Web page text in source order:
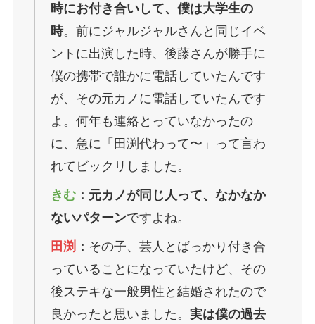
時にお付き合いして、僕は大学生の
時。前にジャルジャルさんと同じイベ
ントに出演した時、後藤さんが勝手に
僕の携帯で誰かに電話していたんです
が、その元カノに電話していたんです
よ。何年も連絡とっていなかったの
に、急に「田渕代わって〜」って言わ
れてビックリしました。
きむ：元カノが同じ人って、なかなか
ないパターンですよね。
田渕 ： その子、芸人とばっかり付き合
っていることになっていたけど、その
後ステキな一般男性と結婚されたので
良かったと思いました。 実は僕の過去